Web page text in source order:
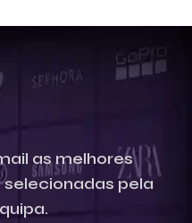
as melhores
pela